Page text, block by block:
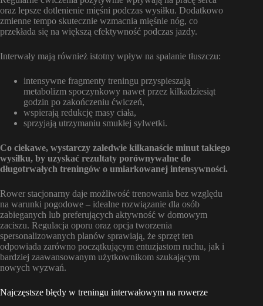
oraz lepsze dotlenienie mięśni podczas wysiłku. Dodatkowo
zmienne tempo skutecznie wzmacnia mięśnie nóg, co
przekłada się na większą efektywność podczas jazdy.
Interwały mają również istotny wpływ na spalanie tłuszczu:
intensywne fragmenty treningu przyspieszają
metabolizm spoczynkowy nawet przez kilkadziesiąt
godzin po zakończeniu ćwiczeń,
wspierają redukcję masy ciała,
sprzyjają utrzymaniu smukłej sylwetki.
Co ciekawe, wystarczy zaledwie kilkanaście minut takiego
wysiłku, by uzyskać rezultaty porównywalne do
długotrwałych treningów o umiarkowanej intensywności.
Rower stacjonarny daje możliwość trenowania bez względu
na warunki pogodowe – idealne rozwiązanie dla osób
zabieganych lub preferujących aktywność w domowym
zaciszu. Regulacja oporu oraz opcja tworzenia
spersonalizowanych planów sprawiają, że sprzęt ten
odpowiada zarówno początkującym entuzjastom ruchu, jak i
bardziej zaawansowanym użytkownikom szukającym
nowych wyzwań.
Najczęstsze błędy w treningu interwałowym na rowerze